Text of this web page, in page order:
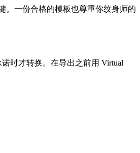
。一份合格的模板也尊重你纹身师的
时才转换。在导出之前用 Virtual